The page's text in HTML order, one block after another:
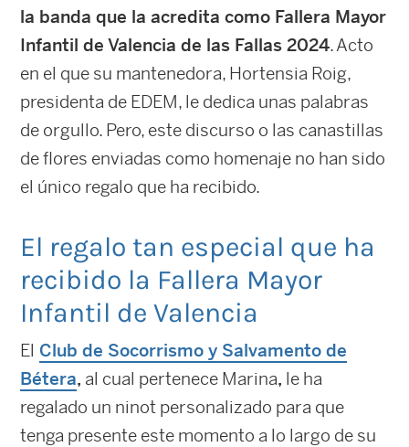
la banda que la acredita como Fallera Mayor
Infantil de Valencia de las Fallas 2024. Acto
en el que su mantenedora, Hortensia Roig,
presidenta de EDEM, le dedica unas palabras
de orgullo. Pero, este discurso o las canastillas
de flores enviadas como homenaje no han sido
el único regalo que ha recibido.
El regalo tan especial que ha
recibido la Fallera Mayor
Infantil de Valencia
El Club de Socorrismo y Salvamento de
Bétera, al cual pertenece Marina, le ha
regalado un ninot personalizado para que
tenga presente este momento a lo largo de su